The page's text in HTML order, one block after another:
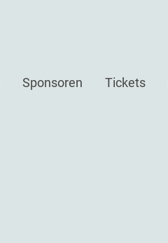
Sponsoren Tickets